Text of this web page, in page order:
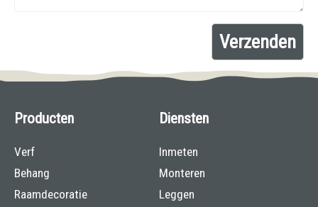
Producten
Verf
Behang
Raamdecoratie
Diensten
Inmeten
Monteren
Leggen